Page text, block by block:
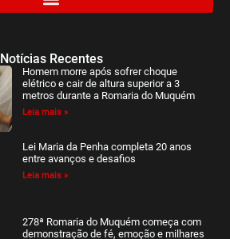
Notícias Recentes
Homem morre após sofrer choque
elétrico e cair de altura superior a 3
metros durante a Romaria do Muquém
Leia mais »
Lei Maria da Penha completa 20 anos
entre avanços e desafios
Leia mais »
278ª Romaria do Muquém começa com
demonstração de fé, emoção e milhares